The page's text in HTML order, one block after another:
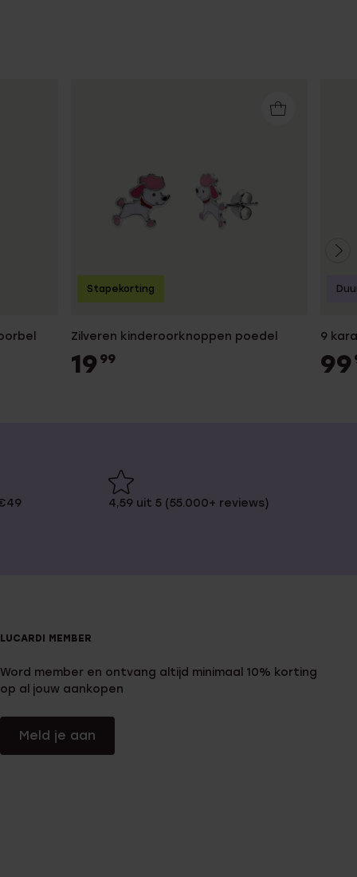
Zilveren kinderoorknoppen poedel
19 99
Stapekorting
9
99
4,59 uit 5 (55.000+ reviews)
LUCARDI MEMBER
Word member en ontvang altijd minimaal 10% korting
op al jouw aankopen
Meld je aan